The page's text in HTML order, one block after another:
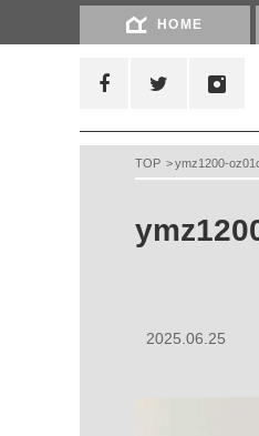
HOME
TOP ymz1200-
2025.06.25